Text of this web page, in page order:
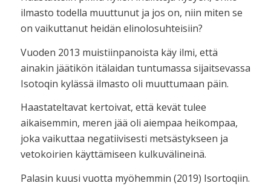
ilmasto todella muuttunut ja jos on, niin miten se
on vaikuttanut heidän elinolosuhteisiin?
Vuoden 2013 muistiinpanoista käy ilmi, että
ainakin jäätikön itälaidan tuntumassa sijaitsevassa
Isotoqin kylässä ilmasto oli muuttumaan päin.
Haastateltavat kertoivat, että kevät tulee
aikaisemmin, meren jää oli aiempaa heikompaa,
joka vaikuttaa negatiivisesti metsästykseen ja
vetokoirien käyttämiseen kulkuvälineinä.
Palasin kuusi vuotta myöhemmin (2019) Isortoqiin.